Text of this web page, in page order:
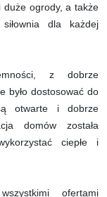
duże ogrody, a także
dla każdej
z dobrze
było dostosować do
otwarte i dobrze
domów została
ciepłe i
ofertami